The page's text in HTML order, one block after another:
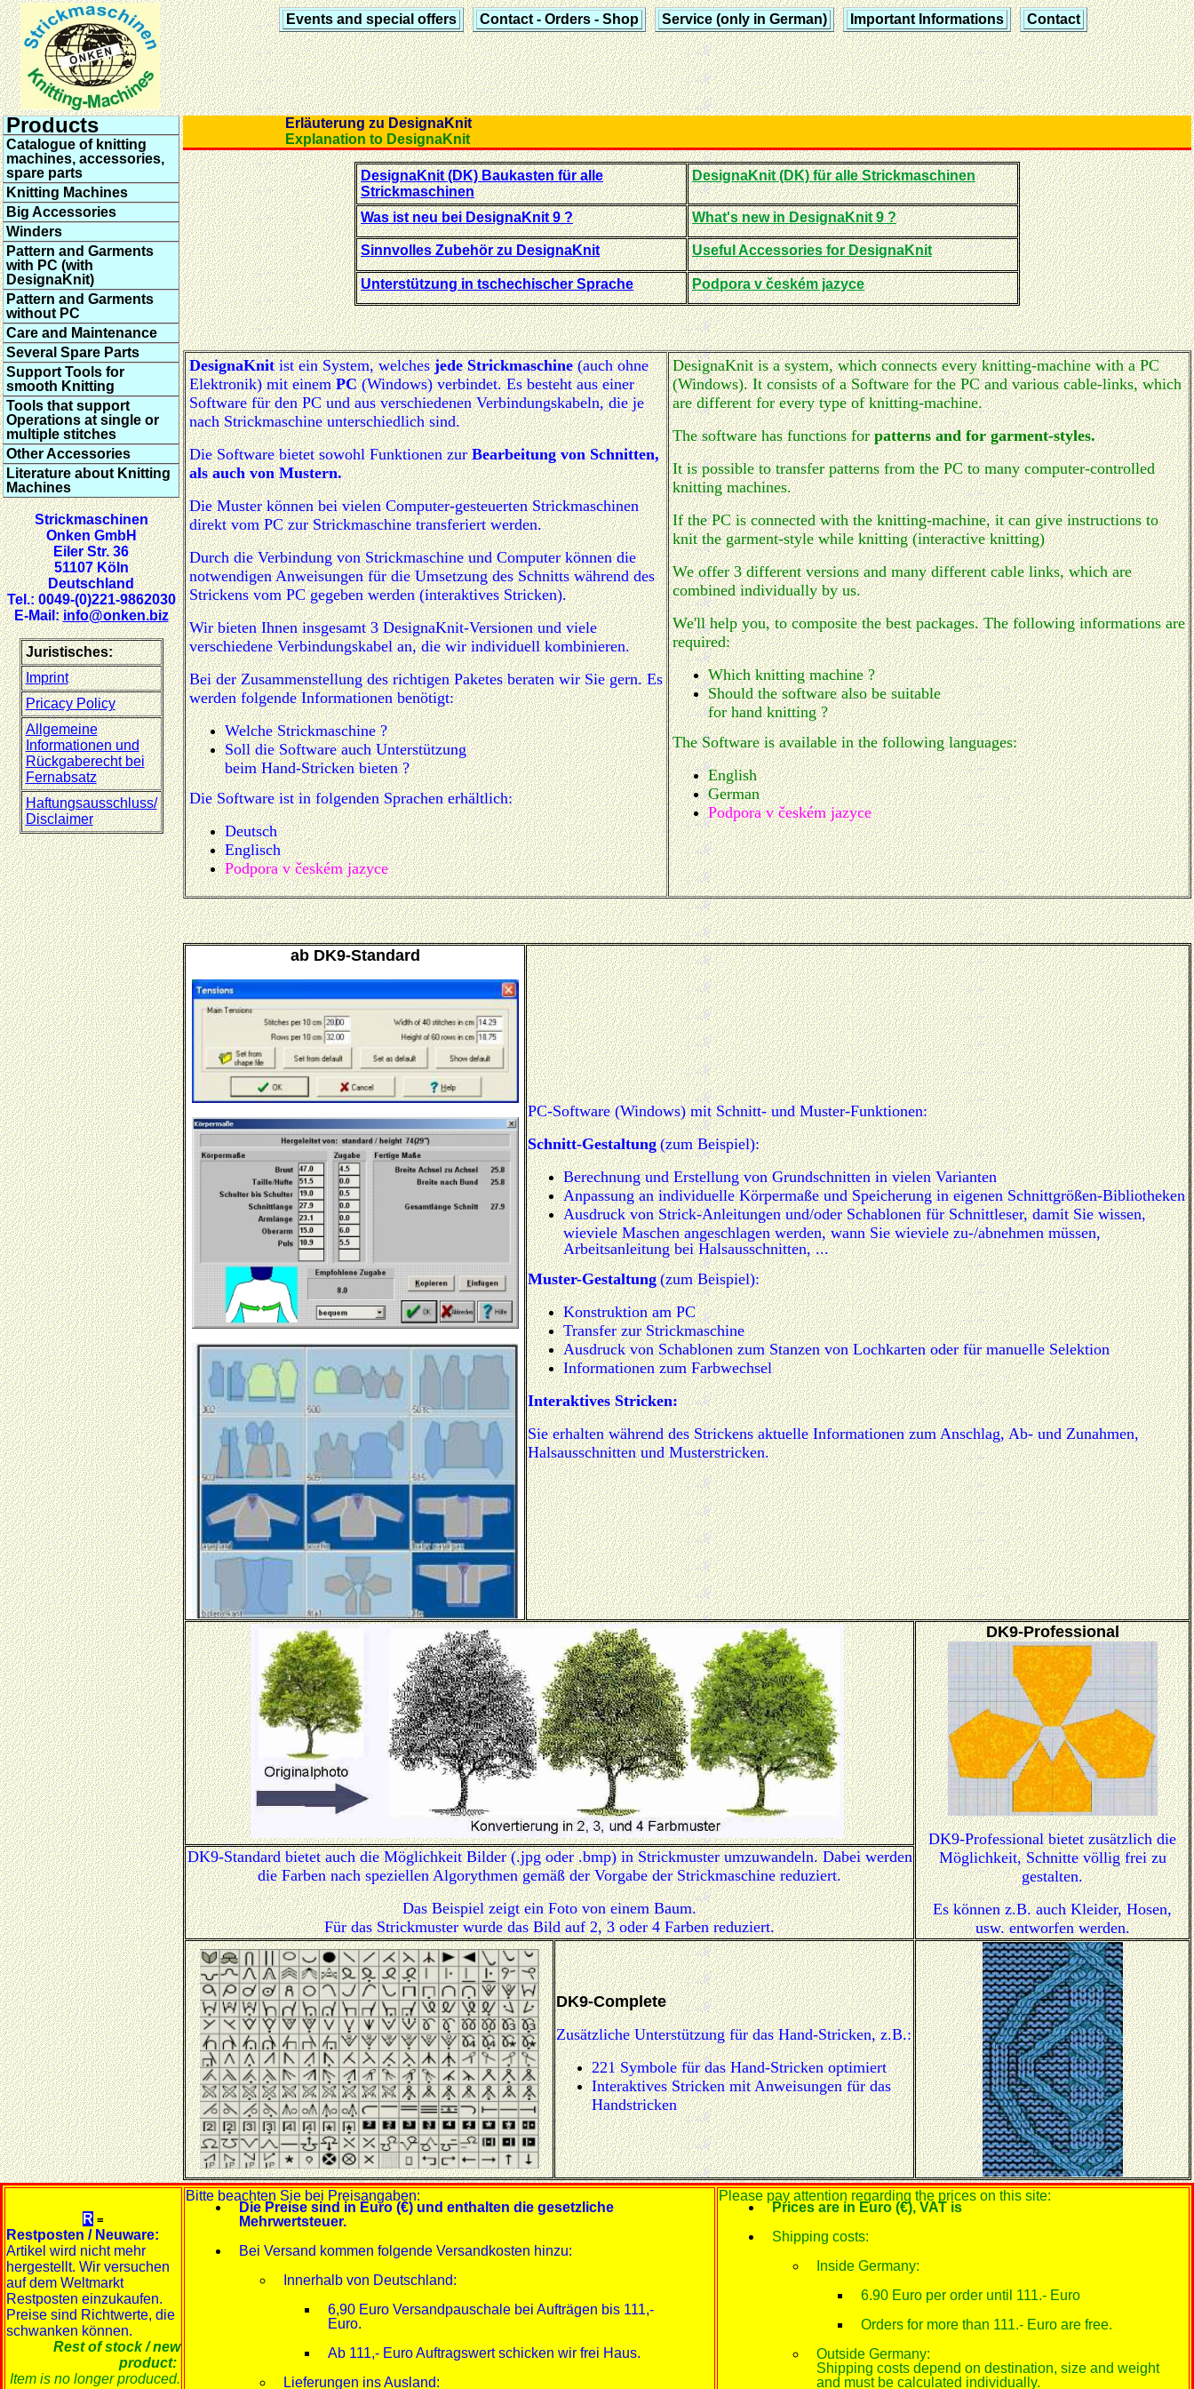
Events and special offers Contact - Orders - Shop Service (only in German) Important Informations Contact
Products
Catalogue of knitting
machines, accessories,
spare parts
Knitting Machines
Big Accessories
Winders
Pattern and Garments
with PC (with
DesignaKnit)
Pattern and Garments
without PC
Care and Maintenance
Several Spare Parts
Support Tools for
smooth Knitting
Tools that support
Operations at single or
multiple stitches
Other Accessories
Literature about Knitting
Machines
Strickmaschinen
Onken GmbH
Eiler Str. 36
51107 Köln
Deutschland
Tel.: 0049-(0)221-9862030
E-Mail:info@onken.biz
Juristisches:
Imprint
Pricacy Policy
Allgemeine
Informationen und
Rückgaberecht bei
Fernabsatz
Haftungsausschluss/
Disclaimer
Erläuterung zu DesignaKnit
Explanation to DesignaKnit
DesignaKnit (DK) Baukasten für alle
Strickmaschinen
DesignaKnit (DK) für alle Strickmaschinen
Was ist neu bei DesignaKnit 9 ? What's new in DesignaKnit 9 ?
Sinnvolles Zubehör zu DesignaKnit Useful Accessories for DesignaKnit
Unterstützung in tschechischer Sprache Podpora v českém jazyce
DesignaKnitist ein System, welchesjede Strickmaschine(auch ohne
Elektronik) mit einemPC(Windows) verbindet. Es besteht aus einer
Software für den PC und aus verschiedenen Verbindungskabeln, die je
nach Strickmaschine unterschiedlich sind.
Die Software bietet sowohl Funktionen zurBearbeitung von Schnitten,
als auch von Mustern.
Die Muster können bei vielen Computer-gesteuerten Strickmaschinen
direkt vom PC zur Strickmaschine transferiert werden.
Durch die Verbindung von Strickmaschine und Computer können die
notwendigen Anweisungen für die Umsetzung des Schnitts während des
Strickens vom PC gegeben werden (interaktives Stricken).
Wir bieten Ihnen insgesamt 3 DesignaKnit-Versionen und viele
verschiedene Verbindungskabel an, die wir individuell kombinieren.
Bei der Zusammenstellung des richtigen Paketes beraten wir Sie gern. Es
werden folgende Informationen benötigt:
Welche Strickmaschine ?
Soll die Software auch Unterstützung
beim Hand-Stricken bieten ?
Die Software ist in folgenden Sprachen erhältlich:
Deutsch
Englisch
Podpora v českém jazyce
DesignaKnit is a system, which connects every knitting-machine with a PC
(Windows). It consists of a Software for the PC and various cable-links, which
are different for every type of knitting-machine.
The software has functions forpatterns and for garment-styles.
It is possible to transfer patterns from the PC to many computer-controlled
knitting machines.
If the PC is connected with the knitting-machine, it can give instructions to
knit the garment-style while knitting (interactive knitting)
We offer 3 different versions and many different cable links, which are
combined individually by us.
We'll help you, to composite the best packages. The following informations are
required:
Which knitting machine ?
Should the software also be suitable
for hand knitting ?
The Software is available in the following languages:
English
German
Podpora v českém jazyce
ab DK9-Standard
PC-Software (Windows) mit Schnitt- und Muster-Funktionen:
Schnitt-Gestaltung (zum Beispiel):
Berechnung und Erstellung von Grundschnitten in vielen Varianten
Anpassung an individuelle Körpermaße und Speicherung in eigenen Schnittgrößen-Bibliotheken
Ausdruck von Strick-Anleitungen und/oder Schablonen für Schnittleser, damit Sie wissen,
wieviele Maschen angeschlagen werden, wann Sie wieviele zu-/abnehmen müssen,
Arbeitsanleitung bei Halsausschnitten, ...
Muster-Gestaltung (zum Beispiel):
Konstruktion am PC
Transfer zur Strickmaschine
Ausdruck von Schablonen zum Stanzen von Lochkarten oder für manuelle Selektion
Informationen zum Farbwechsel
Interaktives Stricken:
Sie erhalten während des Strickens aktuelle Informationen zum Anschlag, Ab- und Zunahmen,
Halsausschnitten und Musterstricken.
DK9-Professional
DK9-Professional bietet zusätzlich die
Möglichkeit, Schnitte völlig frei zu
gestalten.
Es können z.B. auch Kleider, Hosen,
usw. entworfen werden.
DK9-Standard bietet auch die Möglichkeit Bilder (.jpg oder .bmp) in Strickmuster umzuwandeln. Dabei werden
die Farben nach speziellen Algorythmen gemäß der Vorgabe der Strickmaschine reduziert.
Das Beispiel zeigt ein Foto von einem Baum.
Für das Strickmuster wurde das Bild auf 2, 3 oder 4 Farben reduziert.
DK9-Complete
Zusätzliche Unterstützung für das Hand-Stricken, z.B.:
221 Symbole für das Hand-Stricken optimiert
Interaktives Stricken mit Anweisungen für das
Handstricken
R =
Restposten / Neuware:
Artikel wird nicht mehr
hergestellt. Wir versuchen
auf dem Weltmarkt
Restposten einzukaufen.
Preise sind Richtwerte, die
schwanken können.
Rest of stock / new
product:
Item is no longer produced.
Bitte beachten Sie bei Preisangaben:
Die Preise sind in Euro (€) und enthalten die gesetzliche
Mehrwertsteuer.
Bei Versand kommen folgende Versandkosten hinzu:
Innerhalb von Deutschland:
6,90 Euro Versandpauschale bei Aufträgen bis 111,-
Euro.
Ab 111,- Euro Auftragswert schicken wir frei Haus.
Lieferungen ins Ausland:
Please pay attention regarding the prices on this site:
Prices are in Euro (€), VAT is
Shipping costs:
Inside Germany:
6.90 Euro per order until 111.- Euro
Orders for more than 111.- Euro are free.
Outside Germany:
Shipping costs depend on destination, size and weight
and must be calculated individually.